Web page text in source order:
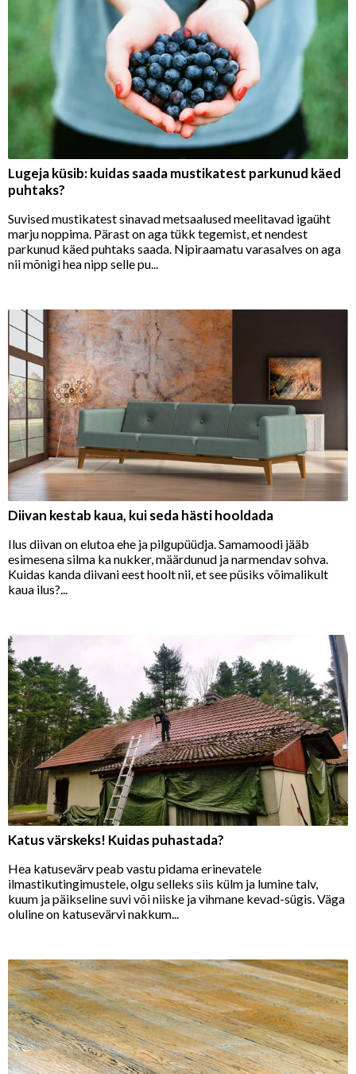
Lugeja küsib: kuidas saada mustikatest parkunud käed
puhtaks?
Suvised mustikatest sinavad metsaalused meelitavad igaüht
marju noppima. Pärast on aga tükk tegemist, et nendest
parkunud käed puhtaks saada. Nipiraamatu varasalves on aga
nii mõnigi hea nipp selle pu...
Diivan kestab kaua, kui seda hästi hooldada
Ilus diivan on elutoa ehe ja pilgupüüdja. Samamoodi jääb
esimesena silma ka nukker, määrdunud ja narmendav sohva.
Kuidas kanda diivani eest hoolt nii, et see püsiks võimalikult
kaua ilus?...
Katus värskeks! Kuidas puhastada?
Hea katusevärv peab vastu pidama erinevatele
ilmastikutingimustele, olgu selleks siis külm ja lumine talv,
kuum ja päikseline suvi või niiske ja vihmane kevad-sügis. Väga
oluline on katusevärvi nakkum...